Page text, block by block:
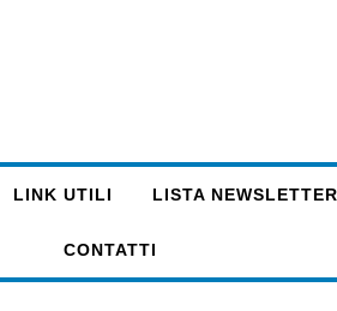
LINK UTILI LISTA
CONTATTI